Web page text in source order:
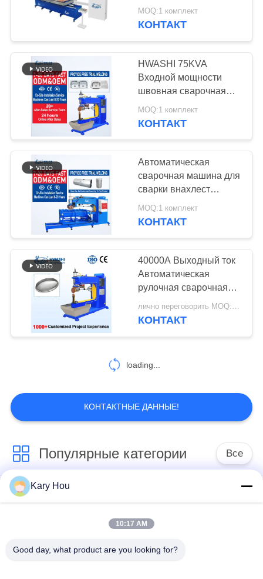
роботы заварки
Сварочный
аппарат разряда
конденсатора
142
сварочный аппарат
dc
автоматическая
86
сварочный аппарат
нержавеющей
99
нержавеющей стали
MOQ:1 комплект
КОНТАКТ
HWASHI 75KVA
Входной мощности
швовная сварочная
машина с 26500A
вторичного макс
автоматического
рулон-круглого сварки
MOQ:1 комплект
КОНТАКТ
Автоматическая
сварочная машина для
сварки внахлест
Hwashi с системой
управления ПЛК для
из нержавеющей
стали, входная
мощность 75 кВА
MOQ:1 комплект
КОНТАКТ
40000A Выходный ток
Автоматическая
рулочная сварочная
производства
крышке барабанов
лично переговорить MOQ:1 комплект
КОНТАКТ
loading...
КОНТАКТНЫЕ ДАННЫЕ!
Популярные категории Все
Сварочный аппарат
для проволочной
сетки
сварочный аппарат
сварочный аппарат
Kary Hou
10:17 AM
Good day, what product are you looking for?